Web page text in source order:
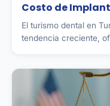
Costo de
El turismo dental en
tendencia creciente,